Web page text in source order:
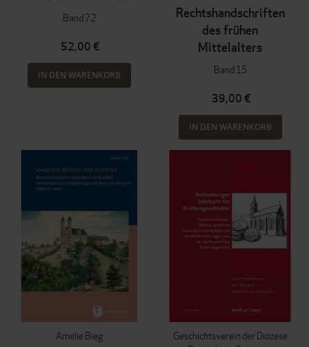
Band 72
52,00 €
IN DEN WARENKORB
Rechtshandschriften
des frühen
Mittelalters
Band 15
39,00 €
IN DEN WARENKORB
Amelie Bieg
Geschichtsverein der Diözese